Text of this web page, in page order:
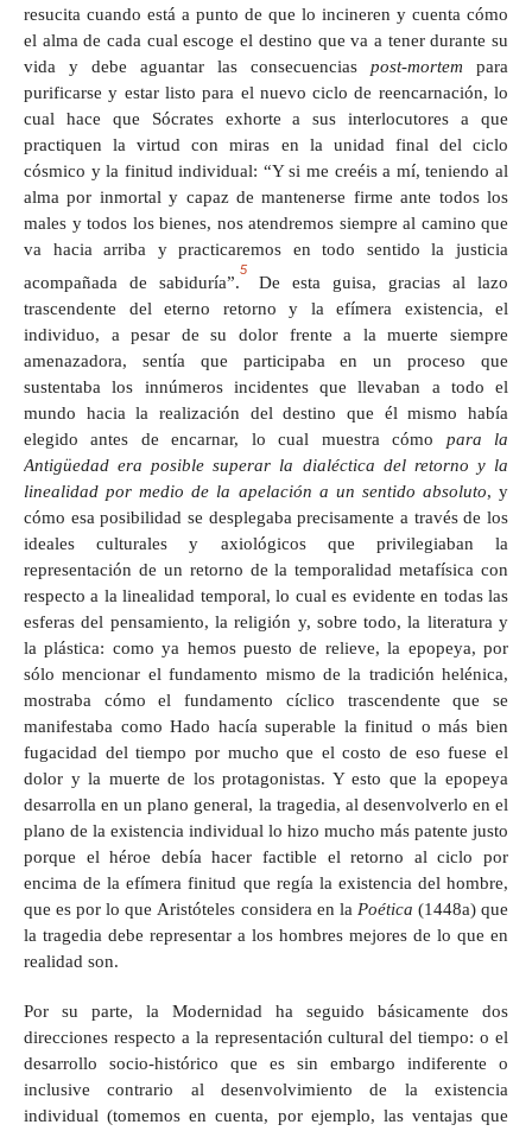
resucita cuando está a punto de que lo incineren y cuenta cómo
el alma de cada cual escoge el destino que va a tener durante su
vida y debe aguantar las consecuencias post-mortem para
purificarse y estar listo para el nuevo ciclo de reencarnación, lo
cual hace que Sócrates exhorte a sus interlocutores a que
practiquen la virtud con miras en la unidad final del ciclo
cósmico y la finitud individual: “Y si me creéis a mí, teniendo al
alma por inmortal y capaz de mantenerse firme ante todos los
males y todos los bienes, nos atendremos siempre al camino que
va hacia arriba y practicaremos en todo sentido la justicia
acompañada de sabiduría”.
5
De esta guisa, gracias al lazo
trascendente del eterno retorno y la efímera existencia, el
individuo, a pesar de su dolor frente a la muerte siempre
amenazadora, sentía que participaba en un proceso que
sustentaba los innúmeros incidentes que llevaban a todo el
mundo hacia la realización del destino que él mismo había
elegido antes de encarnar, lo cual muestra cómo para la
Antigüedad era posible superar la dialéctica del retorno y la
linealidad por medio de la apelación a un sentido absoluto, y
cómo esa posibilidad se desplegaba precisamente a través de los
ideales culturales y axiológicos que privilegiaban la
representación de un retorno de la temporalidad metafísica con
respecto a la linealidad temporal, lo cual es evidente en todas las
esferas del pensamiento, la religión y, sobre todo, la literatura y
la plástica: como ya hemos puesto de relieve, la epopeya, por
sólo mencionar el fundamento mismo de la tradición helénica,
mostraba cómo el fundamento cíclico trascendente que se
manifestaba como Hado hacía superable la finitud o más bien
fugacidad del tiempo por mucho que el costo de eso fuese el
dolor y la muerte de los protagonistas. Y esto que la epopeya
desarrolla en un plano general, la tragedia, al desenvolverlo en el
plano de la existencia individual lo hizo mucho más patente justo
porque el héroe debía hacer factible el retorno al ciclo por
encima de la efímera finitud que regía la existencia del hombre,
que es por lo que Aristóteles considera en la Poética (1448a) que
la tragedia debe representar a los hombres mejores de lo que en
realidad son.
Por su parte, la Modernidad ha seguido básicamente dos
direcciones respecto a la representación cultural del tiempo: o el
desarrollo socio-histórico que es sin embargo indiferente o
inclusive contrario al desenvolvimiento de la existencia
individual (tomemos en cuenta, por ejemplo, las ventajas que